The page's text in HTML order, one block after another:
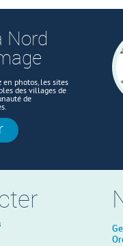
Nord
en photos, les sites
des villages de
de